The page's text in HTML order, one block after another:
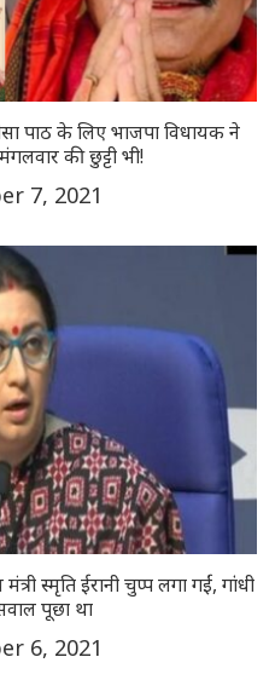
पाठ के लिए भाजपा विधायक ने
की छुट्टी भी!
7, 2021
स्मृति ईरानी चुप्प लगा गईं, गांंधी
पूछा था
6, 2021